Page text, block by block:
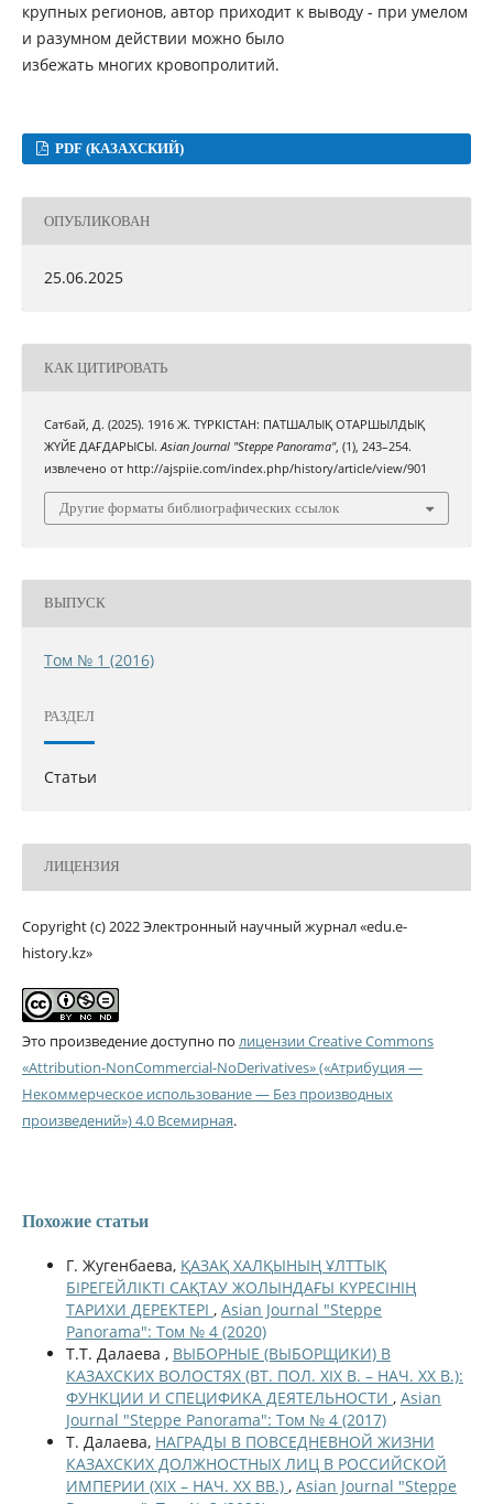
крупных регионов, автор приходит к выводу - при умелом
и разумном действии можно было
избежать многих кровопролитий.
PDF (КАЗАХСКИЙ)
ОПУБЛИКОВАН
25.06.2025
КАК ЦИТИРОВАТЬ
Сатбай, Д. (2025). 1916 Ж. ТҮРКІСТАН: ПАТШАЛЫҚ ОТАРШЫЛДЫҚ
ЖҮЙЕ ДАҒДАРЫСЫ.Asian Journal "Steppe Panorama", (1), 243–254.
извлечено от http://ajspiie.com/index.php/history/article/view/901
Другие форматы библиографических ссылок
ВЫПУСК
Том № 1 (2016)
РАЗДЕЛ
Статьи
ЛИЦЕНЗИЯ
Copyright (c) 2022 Электронный научный журнал «edu.e-
history.kz»
Это произведение доступно по лицензии Creative Commons
«Attribution-NonCommercial-NoDerivatives» («Атрибуция —
Некоммерческое использование — Без производных
произведений») 4.0 Всемирная.
Похожие статьи
Г. Жугенбаева, ҚАЗАҚ ХАЛҚЫНЫҢ ҰЛТТЫҚ
БІРЕГЕЙЛІКТІ САҚТАУ ЖОЛЫНДАҒЫ КҮРЕСІНІҢ
ТАРИХИ ДЕРЕКТЕРІ , Asian Journal "Steppe
Panorama": Том № 4 (2020)
Т.Т. Далаева , ВЫБОРНЫЕ (ВЫБОРЩИКИ) В
КАЗАХСКИХ ВОЛОСТЯХ (ВТ. ПОЛ. XIX В. – НАЧ. ХХ В.):
ФУНКЦИИ И СПЕЦИФИКА ДЕЯТЕЛЬНОСТИ , Asian
Journal "Steppe Panorama": Том № 4 (2017)
Т. Далаева, НАГРАДЫ В ПОВСЕДНЕВНОЙ ЖИЗНИ
КАЗАХСКИХ ДОЛЖНОСТНЫХ ЛИЦ В РОССИЙСКОЙ
ИМПЕРИИ (XIX – НАЧ. XX ВВ.) , Asian Journal "Steppe